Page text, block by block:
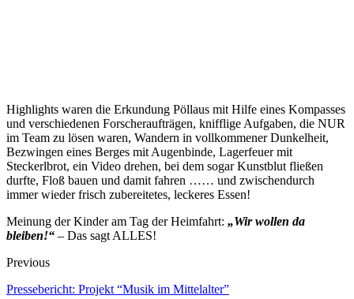
Highlights waren die Erkundung Pöllaus mit Hilfe eines Kompasses
und verschiedenen Forscheraufträgen, knifflige Aufgaben, die NUR
im Team zu lösen waren, Wandern in vollkommener Dunkelheit,
Bezwingen eines Berges mit Augenbinde, Lagerfeuer mit
Steckerlbrot, ein Video drehen, bei dem sogar Kunstblut fließen
durfte, Floß bauen und damit fahren …… und zwischendurch
immer wieder frisch zubereitetes, leckeres Essen!
Meinung der Kinder am Tag der Heimfahrt: „Wir wollen da
bleiben!“ – Das sagt ALLES!
Previous
Pressebericht: Projekt “Musik im Mittelalter”